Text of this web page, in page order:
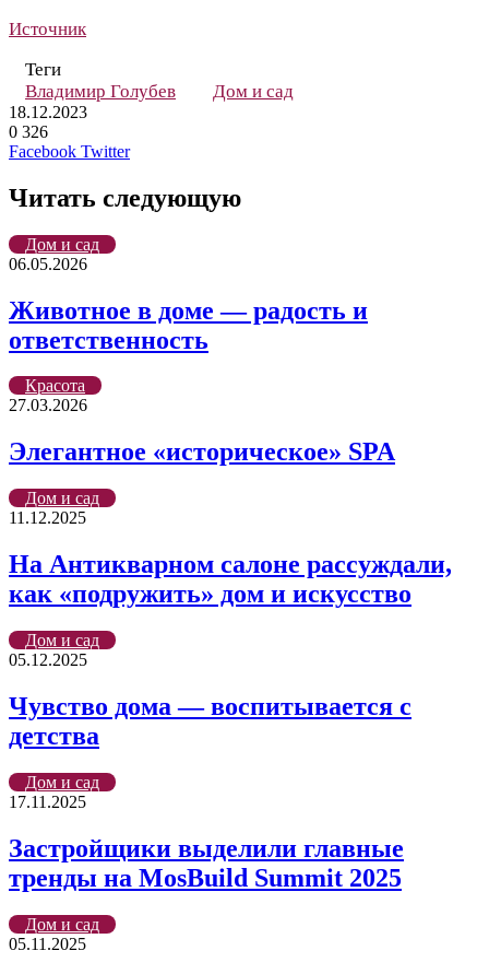
Источник
Теги
Владимир Голубев
Дом и сад
18.12.2023
0 326
Facebook TwitterLinkedIn
Tumblr
Reddit
Вконтакте
Одноклассники
Skype
Messenger
Messenger
WhatsApp
Telegram
Viber
Line
Поделиться
почту
Печатать
Читать следующую
Дом и сад
06.05.2026
Животное в доме — радость и
ответственность
Красота
27.03.2026
Элегантное «историческое» SPA
Дом и сад
11.12.2025
На Антикварном салоне рассуждали,
как «подружить» дом и искусство
Дом и сад
05.12.2025
Чувство дома — воспитывается с
детства
Дом и сад
17.11.2025
Застройщики выделили главные
тренды на MosBuild Summit 2025
Дом и сад
05.11.2025